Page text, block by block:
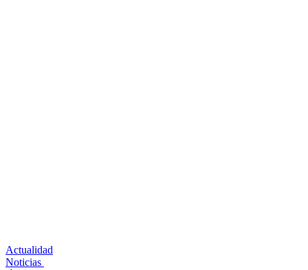
Actualidad
Noticias